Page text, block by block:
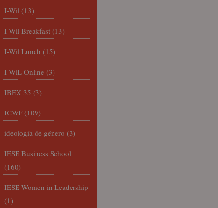
I-Wil (13)
I-Wil Breakfast (13)
I-Wil Lunch (15)
I-WiL Online (3)
IBEX 35 (3)
ICWF (109)
ideología de género (3)
IESE Business School
(160)
IESE Women in Leadership
(1)